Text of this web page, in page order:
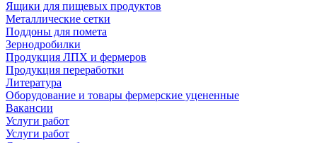
Ящики для пищевых продуктов
Металлические сетки
Поддоны для помета
Зернодробилки
Продукция ЛПХ и фермеров
Продукция переработки
Литература
Оборудование и товары фермерские уцененные
Вакансии
Услуги работ
Услуги работ